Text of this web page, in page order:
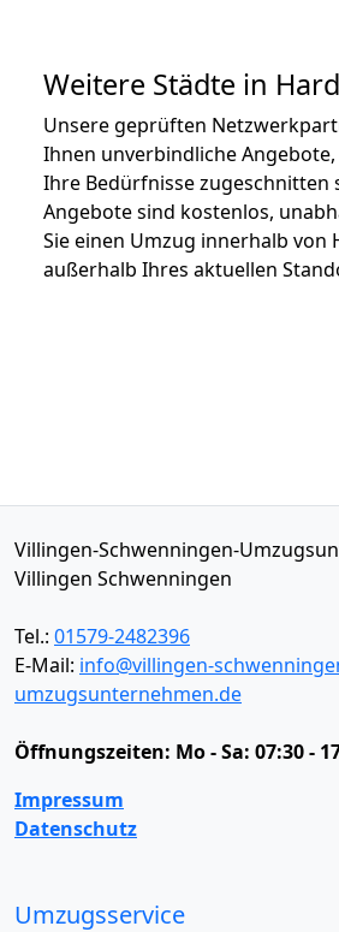
Weitere Städte in
Unsere geprüften
Ihnen unverbindliche
Ihre Bedürfnisse zugeschnitten
Angebote sind kostenlos,
Sie einen Umzug innerhalb von
außerhalb Ihres aktuellen
Villingen-Schwenningen-
Villingen Schwenningen
Tel.: 01579-2482396
E-Mail: info@villingen-
umzugsunternehmen.de
Öffnungszeiten: Mo - Sa: 07:30 -
Impressum
Datenschutz
Umzugsservice